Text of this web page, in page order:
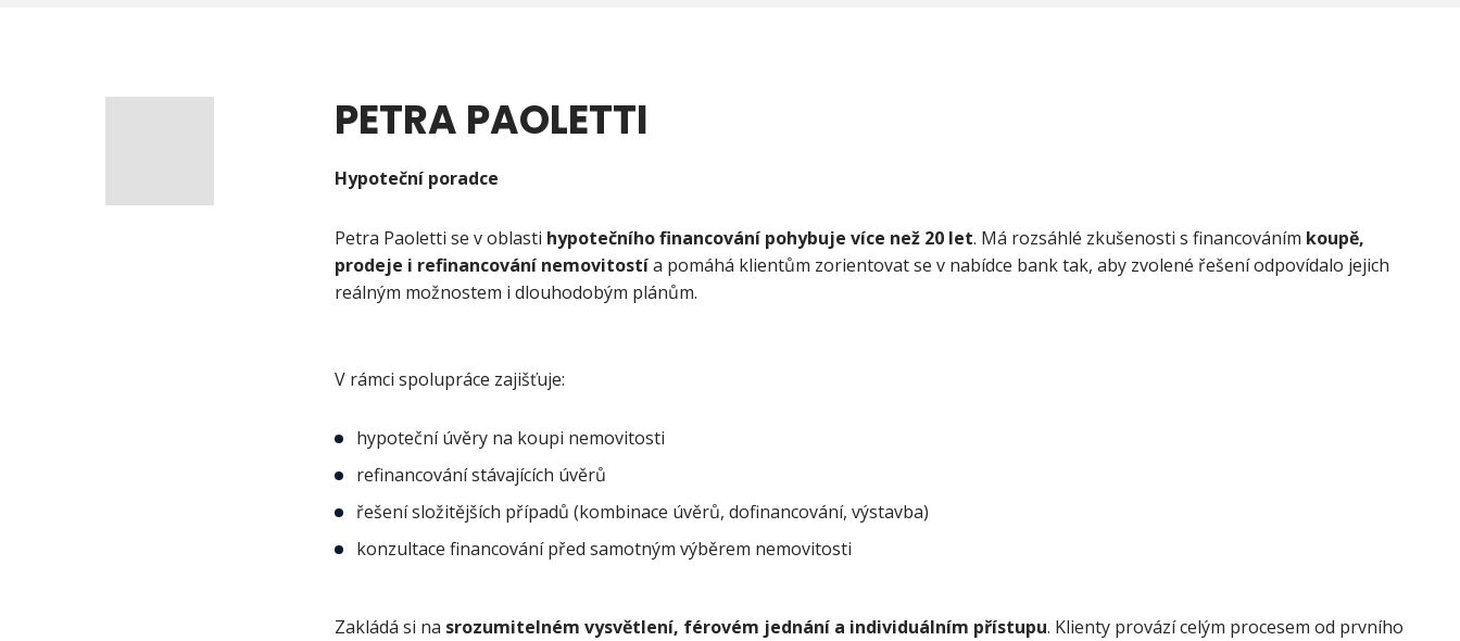
PETRA PAOLETTI
Hypoteční poradce
Petra Paoletti se v oblasti hypotečního financování pohybuje více než 20 let. Má rozsáhlé zkušenosti s financováním koupě,
prodeje i refinancování nemovitostía pomáhá klientům zorientovat se v nabídce bank tak, aby zvolené řešení odpovídalo jejich
reálným možnostem i dlouhodobým plánům.
V rámci spolupráce zajišťuje:
hypoteční úvěry na koupi nemovitosti
refinancování stávajících úvěrů
řešení složitějších případů (kombinace úvěrů, dofinancování, výstavba)
konzultace financování před samotným výběrem nemovitosti
Zakládá si na srozumitelném vysvětlení, férovém jednání a individuálním přístupu. Klienty provází celým procesem od prvního